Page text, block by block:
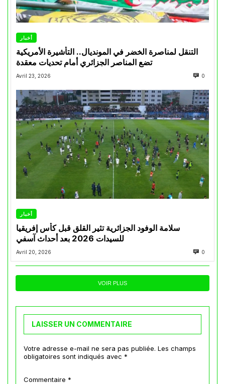
أخبار
التنقل لمناصرة الخضر في المونديال.. التأشيرة الأمريكية
تضع المناصر الجزائري أمام تحديات معقدة
Avril 23, 2026 0
أخبار
سلامة الوفود الجزائرية تثير القلق قبل كأس إفريقيا
للسيدات 2026 بعد أحداث آسفي
Avril 20, 2026 0
VOIR PLUS
LAISSER UN COMMENTAIRE
Votre adresse e-mail ne sera pas publiée. Les champs
obligatoires sont indiqués avec *
Commentaire *